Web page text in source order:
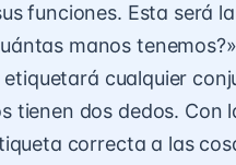
funciones. Esta será
manos
cualquier
tienen dos dedos.
correcta a las